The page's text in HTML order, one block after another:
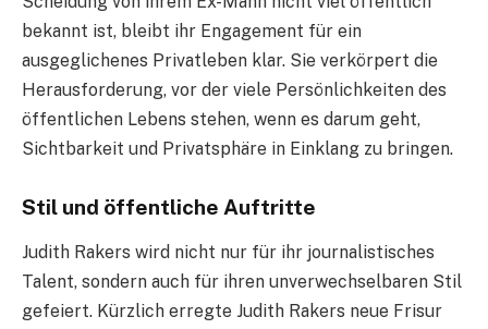
bekannt ist, bleibt ihr Engagement für ein
ausgeglichenes Privatleben klar. Sie verkörpert die
Herausforderung, vor der viele Persönlichkeiten des
öffentlichen Lebens stehen, wenn es darum geht,
Sichtbarkeit und Privatsphäre in Einklang zu bringen.
Stil und öffentliche Auftritte
Judith Rakers wird nicht nur für ihr journalistisches
Talent, sondern auch für ihren unverwechselbaren Stil
gefeiert. Kürzlich erregte Judith Rakers neue Frisur